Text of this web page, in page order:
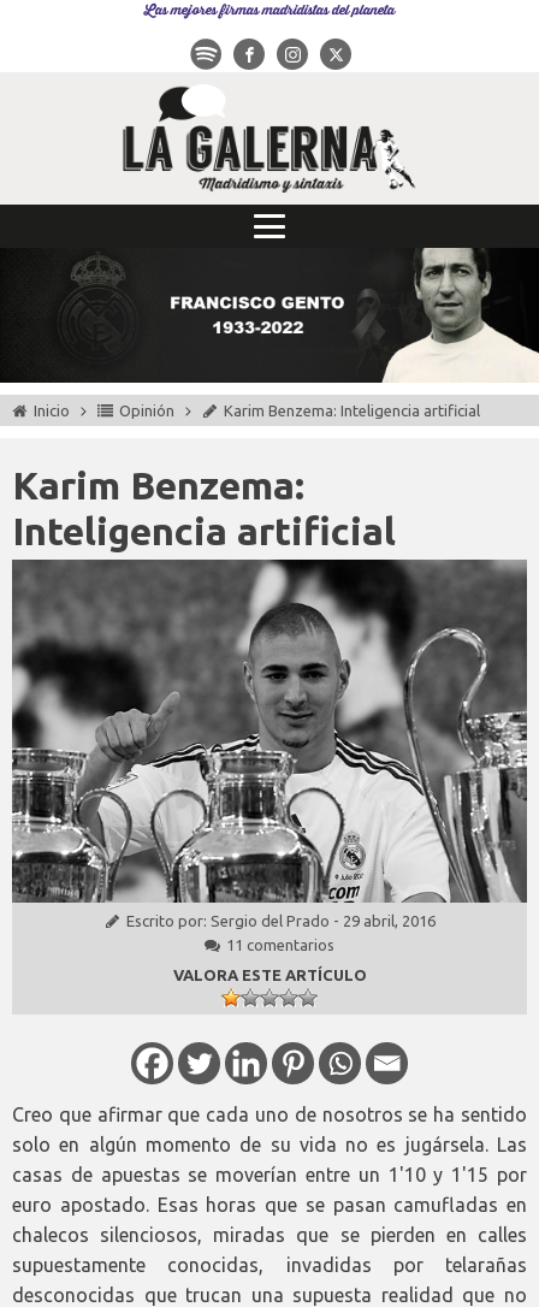
Las mejores firmas madridistas del planeta
Inicio Opinión Karim Benzema: Inteligencia artificial
Karim Benzema:
Inteligencia artificial
Escrito por: Sergio del Prado - 29 abril, 2016
11 comentarios
VALORA ESTE ARTÍCULO
Creo que afirmar que cada uno de nosotros se ha sentido
solo en algún momento de su vida no es jugársela. Las
casas de apuestas se moverían entre un 1'10 y 1'15 por
euro apostado. Esas horas que se pasan camufladas en
chalecos silenciosos, miradas que se pierden en calles
supuestamente conocidas, invadidas por telarañas
desconocidas que trucan una supuesta realidad que no